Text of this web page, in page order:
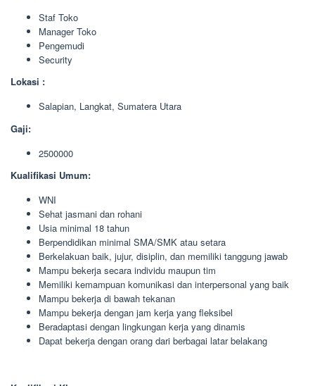
Staf Toko
Manager Toko
Pengemudi
Security
Lokasi :
Salapian, Langkat, Sumatera Utara
Gaji:
2500000
Kualifikasi Umum:
WNI
Sehat jasmani dan rohani
Usia minimal 18 tahun
Berpendidikan minimal SMA/SMK atau setara
Berkelakuan baik, jujur, disiplin, dan memiliki tanggung jawab
Mampu bekerja secara individu maupun tim
Memiliki kemampuan komunikasi dan interpersonal yang baik
Mampu bekerja di bawah tekanan
Mampu bekerja dengan jam kerja yang fleksibel
Beradaptasi dengan lingkungan kerja yang dinamis
Dapat bekerja dengan orang dari berbagai latar belakang